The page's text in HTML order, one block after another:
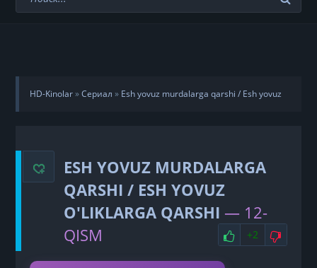
HD-Kinolar»Сериал » Esh yovuz murdalarga qarshi / Esh yovuz
ESH YOVUZ MURDALARGA
QARSHI / ESH YOVUZ
O'LIKLARGA QARSHI — 12-
QISM
НРАВИТСЯ
+2 НЕ